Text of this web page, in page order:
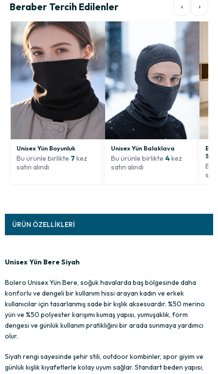
Beraber Tercih Edilenler ‹ ›
Unisex Yün Boyunluk
Bu ürünle birlikte 7 kez
satın alındı
Unisex Yün Balaklava
Bu ürünle birlikte 4kez
satın alındı
Bu
ÜRÜN ÖZELLIKLERI
Unisex Yün Bere Siyah
Bolero Unisex Yün Bere, soğuk havalarda baş bölgesinde daha
konforlu ve dengeli bir kullanım hissi arayan kadın ve erkek
kullanıcılar için tasarlanmış sade bir kışlık aksesuardır. %50 merino
yün ve %50 polyester karışımı kumaş yapısı, yumuşaklık, form
dengesi ve günlük kullanım pratikliğini bir arada sunmaya yardımcı
olur.
Siyah rengi sayesinde şehir stili, outdoor kombinler, spor giyim ve
günlük kışlık kıyafetlerle kolay uyum sağlar. Standart beden yapısı,